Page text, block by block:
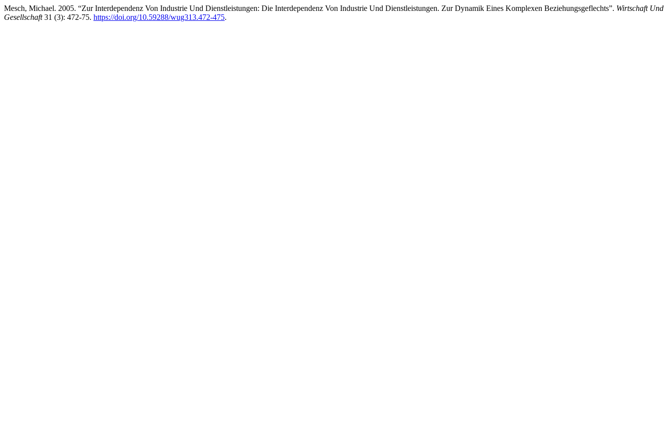
Mesch, Michael. 2005. “Zur Interdependenz Von Industrie Und Dienstleistungen: Die Interdependenz Von Industrie Und Dienstleistungen. Zur Dynamik Eines Komplexen Beziehungsgeflechts”. Wirtschaft Und
Gesellschaft31 (3): 472-75. https://doi.org/10.59288/wug313.472-475.